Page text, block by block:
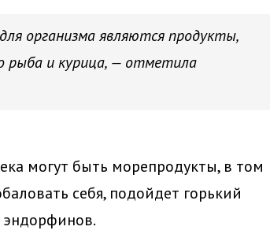
организма являются продукты,
рыба и курица, — отметила
могут быть морепродукты, в том
себя, подойдет горький
эндорфинов.